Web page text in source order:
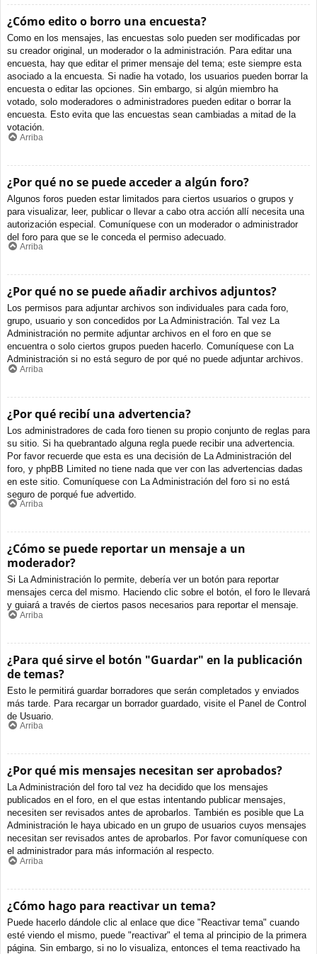
¿Cómo edito o borro una encuesta?
Como en los mensajes, las encuestas solo pueden ser modificadas por
su creador original, un moderador o la administración. Para editar una
encuesta, hay que editar el primer mensaje del tema; este siempre esta
asociado a la encuesta. Si nadie ha votado, los usuarios pueden borrar la
encuesta o editar las opciones. Sin embargo, si algún miembro ha
votado, solo moderadores o administradores pueden editar o borrar la
encuesta. Esto evita que las encuestas sean cambiadas a mitad de la
votación.
Arriba
¿Por qué no se puede acceder a algún foro?
Algunos foros pueden estar limitados para ciertos usuarios o grupos y
para visualizar, leer, publicar o llevar a cabo otra acción allí necesita una
autorización especial. Comuníquese con un moderador o administrador
del foro para que se le conceda el permiso adecuado.
Arriba
¿Por qué no se puede añadir archivos adjuntos?
Los permisos para adjuntar archivos son individuales para cada foro,
grupo, usuario y son concedidos por La Administración. Tal vez La
Administración no permite adjuntar archivos en el foro en que se
encuentra o solo ciertos grupos pueden hacerlo. Comuníquese con La
Administración si no está seguro de por qué no puede adjuntar archivos.
Arriba
¿Por qué recibí una advertencia?
Los administradores de cada foro tienen su propio conjunto de reglas para
su sitio. Si ha quebrantado alguna regla puede recibir una advertencia.
Por favor recuerde que esta es una decisión de La Administración del
foro, y phpBB Limited no tiene nada que ver con las advertencias dadas
en este sitio. Comuníquese con La Administración del foro si no está
seguro de porqué fue advertido.
Arriba
¿Cómo se puede reportar un mensaje a un
moderador?
Si La Administración lo permite, debería ver un botón para reportar
mensajes cerca del mismo. Haciendo clic sobre el botón, el foro le llevará
y guiará a través de ciertos pasos necesarios para reportar el mensaje.
Arriba
¿Para qué sirve el botón "Guardar" en la publicación
de temas?
Esto le permitirá guardar borradores que serán completados y enviados
más tarde. Para recargar un borrador guardado, visite el Panel de Control
de Usuario.
Arriba
¿Por qué mis mensajes necesitan ser aprobados?
La Administración del foro tal vez ha decidido que los mensajes
publicados en el foro, en el que estas intentando publicar mensajes,
necesiten ser revisados antes de aprobarlos. También es posible que La
Administración le haya ubicado en un grupo de usuarios cuyos mensajes
necesitan ser revisados antes de aprobarlos. Por favor comuníquese con
el administrador para más información al respecto.
Arriba
¿Cómo hago para reactivar un tema?
Puede hacerlo dándole clic al enlace que dice "Reactivar tema" cuando
esté viendo el mismo, puede "reactivar" el tema al principio de la primera
página. Sin embargo, si no lo visualiza, entonces el tema reactivado ha